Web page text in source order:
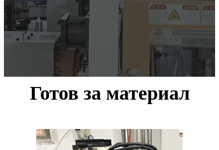
Готов за материал